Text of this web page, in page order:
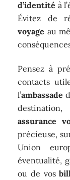
d’identité à
Évitez de
voyage au
Pensez à
contacts
l’ambassade
assurance
précieuse,
Union
éventualité,
ou de vos